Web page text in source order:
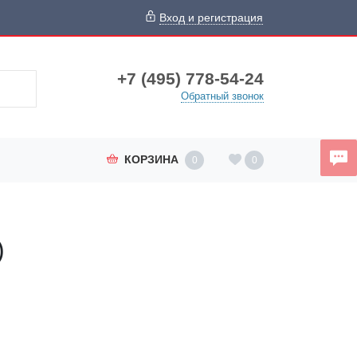
Вход и регистрация
+7 (495) 778-54-24
Обратный звонок
КОРЗИНА 0 0